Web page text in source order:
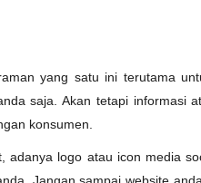
yang satu ini terutama
saja. Akan tetapi informasi
konsumen.
logo atau icon media